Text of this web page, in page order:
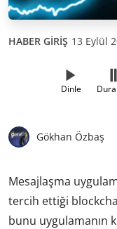
HABER GİRİŞ 13 Eylül
Dinle
Gökhan Özbaş
Mesajlaşma
tercih ettiği
bunu uygulamanın